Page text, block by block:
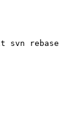
svn rebase